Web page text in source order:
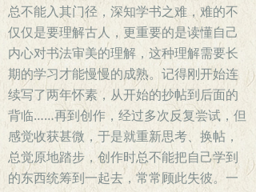
总不能入其门径，深知学书之难，难的不
仅仅是要理解古人，更重要的是读懂自己
内心对书法审美的理解，这种理解需要长
期的学习才能慢慢的成熟。记得刚开始连
续写了两年怀素，从开始的抄帖到后面的
背临……再到创作，经过多次反复尝试，但
感觉收获甚微，于是就重新思考、换帖，
总觉原地踏步，创作时总不能把自己学到
的东西统筹到一起去，常常顾此失彼。一